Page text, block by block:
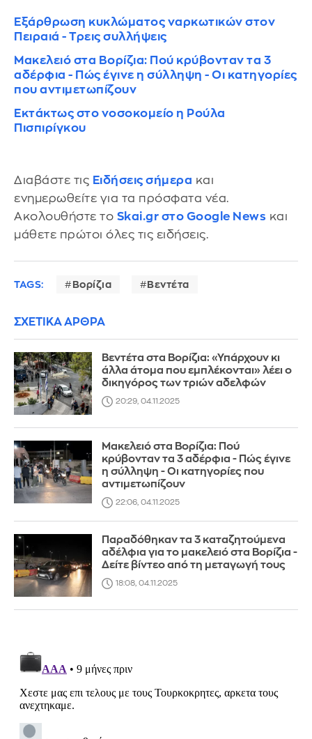
Εξάρθρωση κυκλώματος ναρκωτικών στον
Πειραιά - Τρεις συλλήψεις
Μακελειό στα Βορίζια: Πού κρύβονταν τα 3
αδέρφια - Πώς έγινε η σύλληψη - Οι κατηγορίες
που αντιμετωπίζουν
Εκτάκτως στο νοσοκομείο η Ρούλα
Πισπιρίγκου
Διαβάστε τις Ειδήσεις σήμερα και
ενημερωθείτε για τα πρόσφατα νέα.
Ακολουθήστε το Skai.gr στο Google News και
μάθετε πρώτοι όλες τις ειδήσεις.
TAGS: Βορίζια Βεντέτα
ΣΧΕΤΙΚΑ ΑΡΘΡΑ
Βεντέτα στα Βορίζια: «Υπάρχουν κι
άλλα άτομα που εμπλέκονται» λέει ο
δικηγόρος των τριών αδελφών
20:29, 04.11.2025
Μακελειό στα Βορίζια: Πού
κρύβονταν τα 3 αδέρφια - Πώς έγινε
η σύλληψη - Οι κατηγορίες που
αντιμετωπίζουν
22:06, 04.11.2025
Παραδόθηκαν τα 3 καταζητούμενα
αδέλφια για το μακελειό στα Βορίζια -
Δείτε βίντεο από τη μεταγωγή τους
18:08, 04.11.2025